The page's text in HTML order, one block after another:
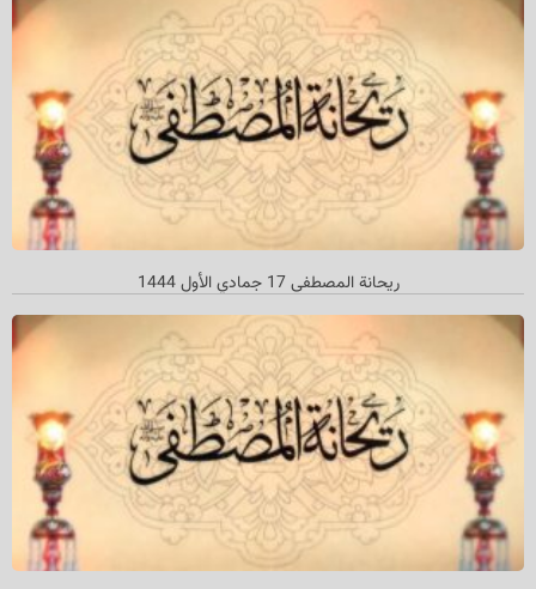
ریحانة المصطفی 17 جمادي الأول 1444